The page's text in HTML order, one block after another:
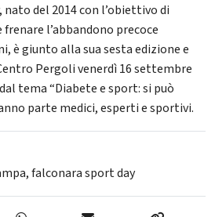
nato del 2014 con l’obiettivo di
l’abbandono precoce
è giunto alla sua sesta edizione e
Pergoli venerdì 16 settembre
tema “Diabete e sport: si può
parte medici, esperti e sportivi.
,falconara sport day